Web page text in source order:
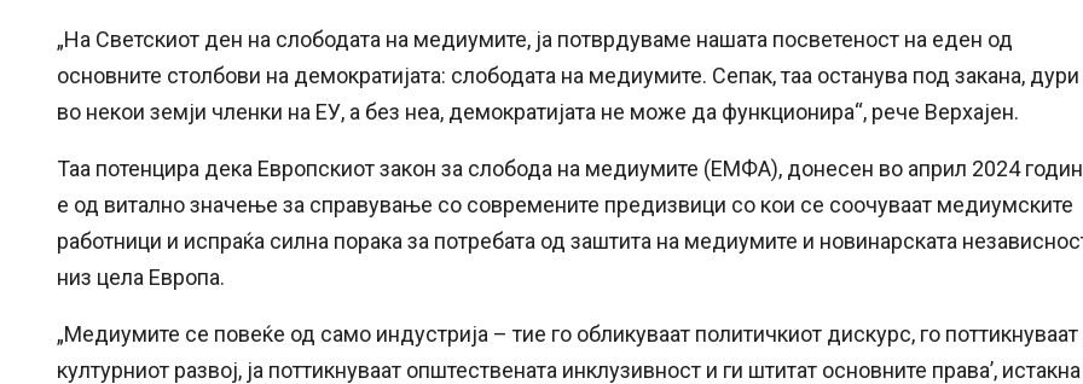
„На Светскиот ден на слободата на медиумите, ја потврдуваме нашата посветеност на еден од
основните столбови на демократијата: слободата на медиумите. Сепак, таа останува под закана, дури
во некои земји членки на ЕУ, а без неа, демократијата не може да функционира“, рече Верхајен.
Таа потенцира дека Европскиот закон за слобода на медиумите (ЕМФА), донесен во април 2024
е од витално значење за справување со современите предизвици со кои се соочуваат медиумските
работници и испраќа силна порака за потребата од заштита на медиумите и новинарската
низ цела Европа.
„Медиумите се повеќе од само индустрија – тие го обликуваат политичкиот дискурс, го поттикнуваат
културниот развој, ја поттикнуваат општествената инклузивност и ги штитат основните права’, истакна